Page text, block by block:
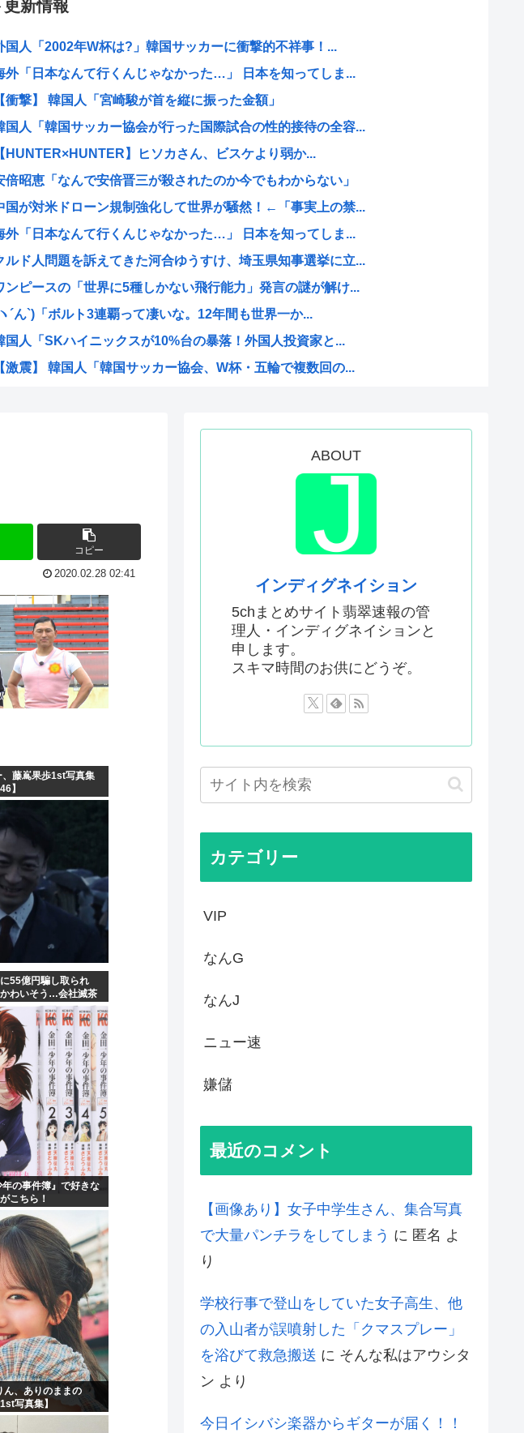
新情報
国人「2002年W杯は?」韓国サッカーに衝撃的不祥事！...
外「日本なんて行くんじゃなかった…」 日本を知ってしま...
【衝撃】 韓国人「宮崎駿が首を縦に振った金額」
国人「韓国サッカー協会が行った国際試合の性的接待の全容...
【HUNTER×HUNTER】ヒソカさん、ビスケより弱か...
倍昭恵「なんで安倍晋三が殺されたのか今でもわからない」
国が対米ドローン規制強化して世界が騒然！←「事実上の禁...
外「日本なんて行くんじゃなかった…」 日本を知ってしま...
ルド人問題を訴えてきた河合ゆうすけ、埼玉県知事選挙に立...
ンピースの「世界に5種しかない飛行能力」発言の謎が解け...
´ん`)「ボルト3連覇って凄いな。12年間も世界一か...
国人「SKハイニックスが10%台の暴落！外国人投資家と...
【激震】 韓国人「韓国サッカー協会、W杯・五輪で複数回の...
Zガンダムで一番人気のないMSがパラスアテネという風潮
外「日本にはこんな特殊な標識があるんだけど皆は見たこと...
自民党「日本人56す56す56す56す56すコロスコロス...
熊本地震避難所で高市早苗の態度が非常に良いと話題
悪系アニメ、定義がよくわからなくなる
市早苗「消費税減税の財源は今から考える」
優の長谷川育美さんと結婚したいんやが
落民のことお前らの地域ってなんて言ってた？
中国大使館に侵入した自衛官（24）、動機を告白「中国の強...
海外「ディズニーがゴミのようだ！」日本がアニメ化した米人...
期アニメの評価、ついに固まる
国人「韓国サッカー協会W杯予選で外国人審判に性接待した...
コピー
2020.02.28 02:41
、藤嶌果歩1st写真集
】
55億円騙し取られ
わいそう…会社滅茶
の事件簿』で好きな
こちら！
ん、ありのままの
写真集】
ABOUT
インディグネイション
5chまとめサイト翡翠速報の管
理人・インディグネイションと
申します。
スキマ時間のお供にどうぞ。
カテゴリー
VIP
なんG
なんJ
ニュー速
嫌儲
最近のコメント
【画像あり】女子中学生さん、集合写真
で大量パンチラをしてしまう に 匿名 よ
り
学校行事で登山をしていた女子高生、他
の入山者が誤噴射した「クマスプレー」
を浴びて救急搬送 に そんな私はアウシタ
ン より
今日イシバシ楽器からギターが届く！！